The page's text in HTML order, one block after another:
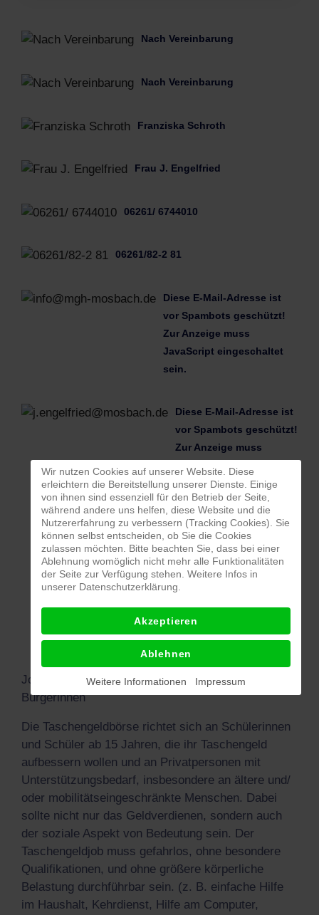
Nach Vereinbarung
Nach Vereinbarung
Franziska Schroth
Frau J. Engelfried
06261/ 6744010
06261/82-2 81
Diese E-Mail-Adresse ist
vor Spambots geschützt!
Zur Anzeige muss
JavaScript eingeschaltet
sein.
Diese E-Mail-Adresse ist
vor Spambots geschützt!
Zur Anzeige muss
sein.
Anmeldeformular Jobanbieter
Anmeldeformular Jugendliche
Merkblatt Flyer
Jobs für Jugendliche – Hilfe für Bürger und
Bürgerinnen
Die Taschengeldbörse richtet sich an Schülerinnen
und Schüler ab 15 Jahren, die ihr Taschengeld
aufbessern wollen und an Privatpersonen mit
Unterstützungsbedarf, insbesondere an ältere und/
oder mobilitätseingeschränkte Menschen. Dabei
sollte nicht nur das Geldverdienen, sondern auch
der soziale Aspekt von Bedeutung sein. Der
Taschengeldjob muss gefahrlos, ohne besondere
Qualifikationen, und ohne größere körperliche
Belastung durchführbar sein. (z. B. einfache Hilfe
im Haushalt, Kehrdienst, Hilfe am Computer,
Wir nutzen Cookies auf unserer Website. Diese
erleichtern die Bereitstellung unserer Dienste. Einige
von ihnen sind essenziell für den Betrieb der Seite,
während andere uns helfen, diese Website und die
Nutzererfahrung zu verbessern (Tracking Cookies). Sie
können selbst entscheiden, ob Sie die Cookies
zulassen möchten. Bitte beachten Sie, dass bei einer
Ablehnung womöglich nicht mehr alle Funktionalitäten
der Seite zur Verfügung stehen. Weitere Infos in
unserer Datenschutzerklärung.
Akzeptieren
Ablehnen
Weitere Informationen Impressum